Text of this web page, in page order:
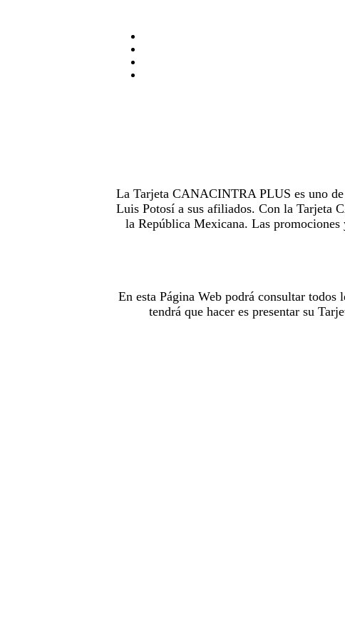
La Tarjeta CANACINTRA PLUS es uno
Luis Potosí a sus afiliados. Con la Tarjeta
la República Mexicana. Las promociones
En esta Página Web podrá consultar
tendrá que hacer es presentar su